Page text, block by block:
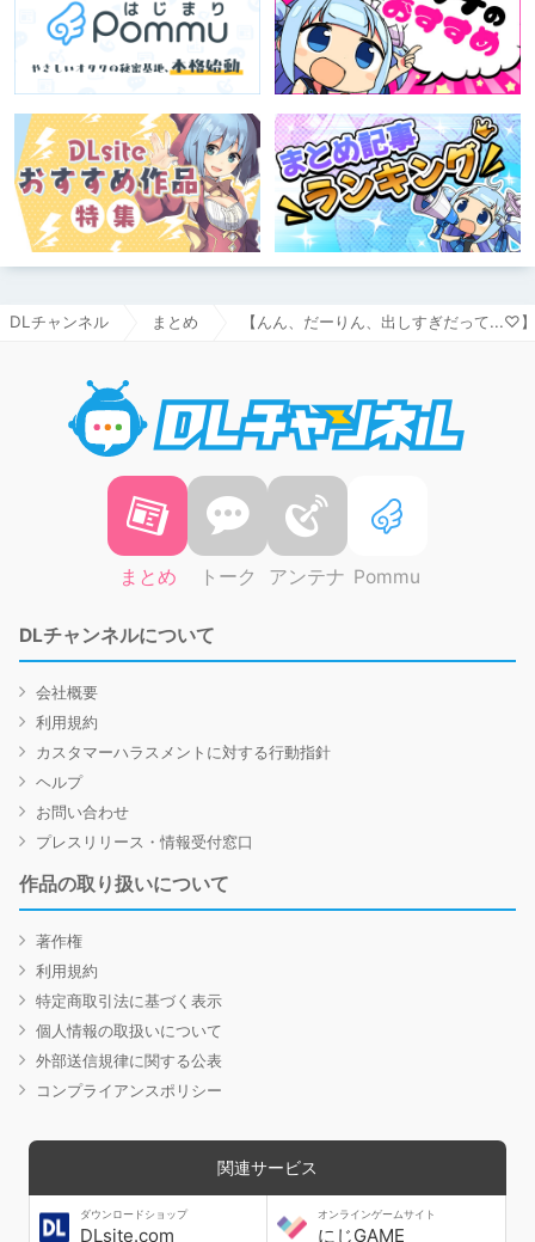
DLチャンネル まとめ 【んん、だーりん、出しすぎだって
まとめ トーク アンテナ Pommu
DLチャンネルについて
会社概要
利用規約
カスタマーハラスメントに対する行動指針
ヘルプ
お問い合わせ
プレスリリース・情報受付窓口
作品の取り扱いについて
著作権
利用規約
特定商取引法に基づく表示
個人情報の取扱いについて
外部送信規律に関する公表
コンプライアンスポリシー
関連サービス
ダウンロードショップ
DLsite.com
オンラインゲームサイト
にじGAME